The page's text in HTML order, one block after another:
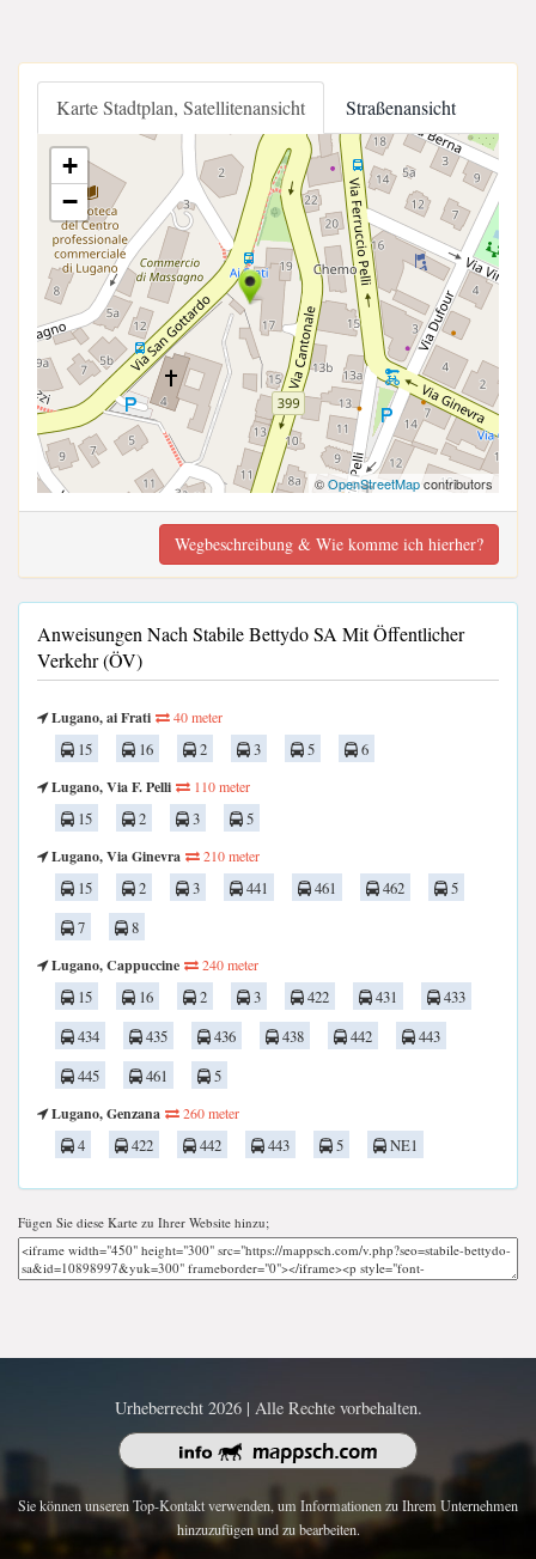
Karte Stadtplan, Satellitenansicht Straßenansicht
+
−
©OpenStreetMapcontributors
Wegbeschreibung & Wie komme ich hierher?
Anweisungen Nach Stabile Bettydo SA Mit Öffentlicher
Verkehr (ÖV)
Lugano, ai Frati 40 meter
15 16 2 3 5
6
Lugano, Via F. Pelli
110 meter
15 2 3
5
Lugano, Via Ginevra
210 meter
15 2 3 441 461 462
5
7
8
Lugano, Cappuccine
240 meter
15 16 2 3 422 431
433
434
435 436 438 442
443
445
461
5
Lugano, Genzana
260 meter
4 422 442 443 5 NE1
Fügen Sie diese Karte zu Ihrer Website hinzu;
Urheberrecht 2026 | Alle Rechte vorbehalten.
Sie können unseren Top-Kontakt verwenden, um Informationen zu Ihrem Unternehmen
hinzuzufügen und zu bearbeiten.